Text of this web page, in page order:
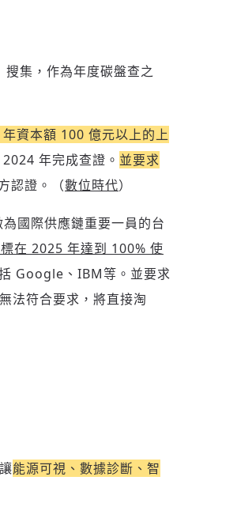
集，作為年度碳盤查之
資本額 100 億元以上的上
年完成查證。 並要求
認證。 （數位時代）
國際供應鏈重要一員的台
在 2025 年達到 100% 使
Google、IBM等。並要求
法符合要求，將直接淘
能源可視、數據診斷、智